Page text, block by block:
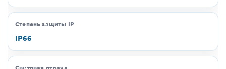
Степень защиты IP
IP66